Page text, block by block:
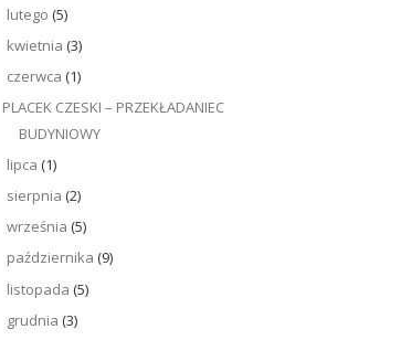
lutego (5)
kwietnia (3)
czerwca (1)
PLACEK CZESKI – PRZEKŁADANIEC
BUDYNIOWY
lipca (1)
sierpnia (2)
września (5)
października (9)
listopada (5)
grudnia (3)